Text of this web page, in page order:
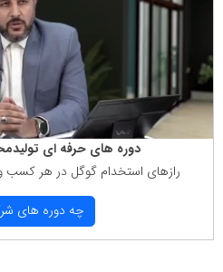
دوره های حرفه ای
رازهای استخدام گوگل در هر كسب
چه دوره های